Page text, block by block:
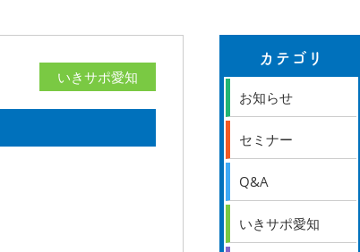
いきサポ愛知
カテゴリ
お知らせ
セミナー
Q&A
いきサポ愛知